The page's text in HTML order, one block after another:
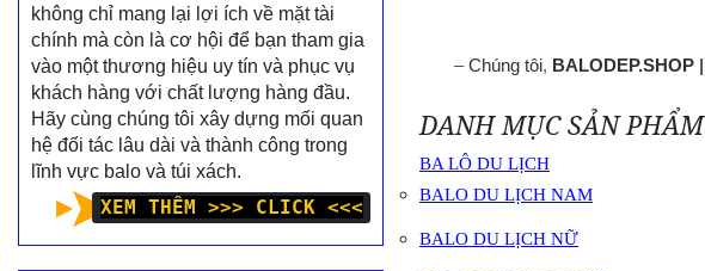
–Chúng tôi, BALODEP.SHOP|
DANH MỤC SẢN PHẨM
BA LÔ DU LỊCH
BALO DU LỊCH NAM
BALO DU LỊCH NỮ
không chỉ mang lại lợi ích về mặt tài
chính mà còn là cơ hội để bạn tham gia
vào một thương hiệu uy tín và phục vụ
khách hàng với chất lượng hàng đầu.
Hãy cùng chúng tôi xây dựng mối quan
hệ đối tác lâu dài và thành công trong
lĩnh vực balo và túi xách.
XEM THÊM >>> CLICK <<<